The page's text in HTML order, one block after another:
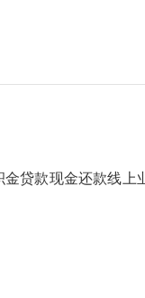
贷款现金还款线上